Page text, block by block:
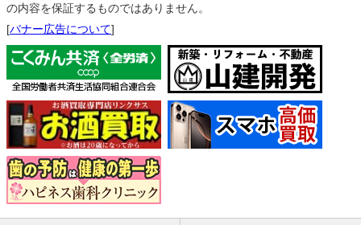
の内容を保証するものではありません。
[バナー広告について]